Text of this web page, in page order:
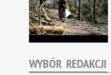
WYBÓR REDAKCJI